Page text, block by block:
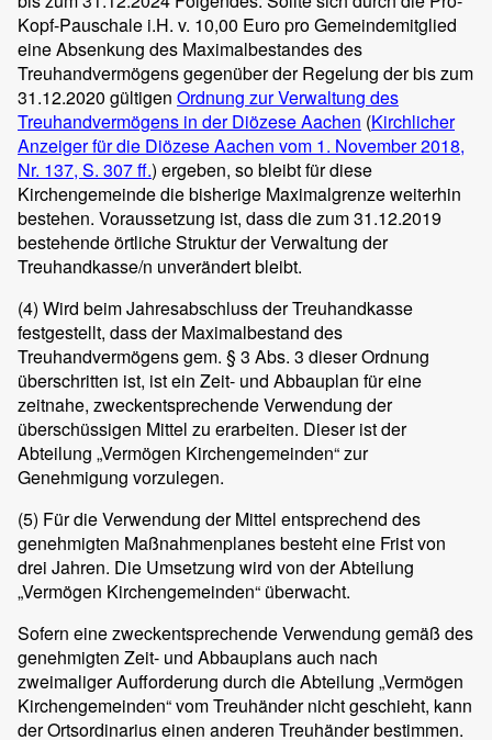
Kopf-Pauschale i.H. v. 10,00 Euro pro Gemeindemitglied
eine Absenkung des Maximalbestandes des
Treuhandvermögens gegenüber der Regelung der bis zum
31.12.2020 gültigen Ordnung zur Verwaltung des
Treuhandvermögens in der Diözese Aachen (Kirchlicher
Anzeiger für die Diözese Aachen vom 1. November 2018,
Nr. 137, S. 307 ff.) ergeben, so bleibt für diese
Kirchengemeinde die bisherige Maximalgrenze weiterhin
bestehen. Voraussetzung ist, dass die zum 31.12.2019
bestehende örtliche Struktur der Verwaltung der
Treuhandkasse/n unverändert bleibt.
(4) Wird beim Jahresabschluss der Treuhandkasse
festgestellt, dass der Maximalbestand des
Treuhandvermögens gem. § 3 Abs. 3 dieser Ordnung
überschritten ist, ist ein Zeit- und Abbauplan für eine
zeitnahe, zweckentsprechende Verwendung der
überschüssigen Mittel zu erarbeiten. Dieser ist der
Abteilung „Vermögen Kirchengemeinden“ zur
Genehmigung vorzulegen.
(5) Für die Verwendung der Mittel entsprechend des
genehmigten Maßnahmenplanes besteht eine Frist von
drei Jahren. Die Umsetzung wird von der Abteilung
„Vermögen Kirchengemeinden“ überwacht.
Sofern eine zweckentsprechende Verwendung gemäß des
genehmigten Zeit- und Abbauplans auch nach
zweimaliger Aufforderung durch die Abteilung „Vermögen
Kirchengemeinden“ vom Treuhänder nicht geschieht, kann
der Ortsordinarius einen anderen Treuhänder bestimmen.